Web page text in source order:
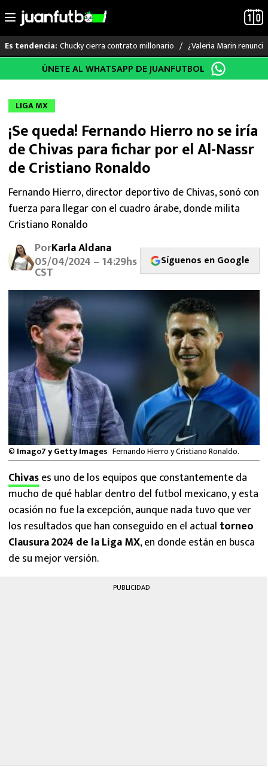
al
Es tendencia: Chucky cierra contrato millonario ¿Valeria Marin
LO ÚLTIMO
LIGA MX
RAYADOS
PUMAS
ATLANTE
SELECCIÓN MEXICANA
FUTBOL INTERNACIONAL
MEXICANOS EN EL EXTRANJERO
FUTBOL ESTUFA
FÓRMULA 1
BOXEO
LIGA MX
NFL
ÚNETE AL WHATSAPP DE JUANFUTBOL
LIGA MX
¡Se queda! Fernando Hierro no se iría
de Chivas para fichar por el Al-Nassr
de Cristiano Ronaldo
Fernando Hierro, director deportivo de Chivas, sonó con
fuerza para llegar con el cuadro árabe, donde milita
Cristiano Ronaldo
PorKarla Aldana
05/04/2024 – 14:29hs
CST
Síguenos en Google
© Imago7 y Getty Images Fernando Hierro y Cristiano Ronaldo.
Chivases uno de los equipos que constantemente da
mucho de qué hablar dentro del futbol mexicano, y esta
ocasión no fue la excepción, aunque nada tuvo que ver
los resultados que han conseguido en el actual torneo
Clausura 2024 de la Liga MX, en donde están en busca
de su mejor versión.
PUBLICIDAD